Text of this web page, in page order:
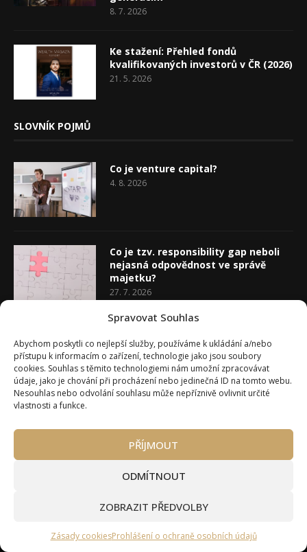
Spravovat Souhlas
Abychom poskytli co nejlepší služby, používáme k ukládání a/nebo
přístupu k informacím o zařízení, technologie jako jsou soubory
cookies. Souhlas s těmito technologiemi nám umožní zpracovávat
údaje, jako je chování při procházení nebo jedinečná ID na tomto webu.
Nesouhlas nebo odvolání souhlasu může nepříznivě ovlivnit určité
vlastnosti a funkce.
PŘÍJMOUT
ODMÍTNOUT
ZOBRAZIT PŘEDVOLBY
Zásady cookiesProhlášení o ochraně osobních údajů
8. 7. 2026
Ke stažení: Přehled fondů
kvalifikovaných investorů v ČR (2026)
21. 5. 2026
SLOVNÍK POJMŮ
Co je venture capital?
4. 8. 2026
Co je tzv. responsibility gap neboli
nejasná odpovědnost ve správě
majetku?
27. 7. 2026
20. 7. 2026
O Wealth Magazínu Můj účet
Kontakty
Máte zájem o spolupráci?
Pravidla používání webu wmag.cz
Ke stažení (partneři a autoři)
© 2020 - 2026 Wealth Magazín - Wealth Magazín s.r.o.